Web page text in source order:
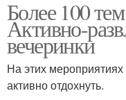
Более 100
Активно-
вечеринки
На этих
активно отдохнуть.